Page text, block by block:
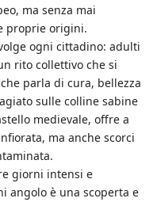
ma senza mai
proprie origini.
ogni cittadino: adulti
rito collettivo che si
parla di cura, bellezza
sulle colline sabine
medievale, offre a
ma anche scorci
giorni intensi e
angolo è una scoperta e